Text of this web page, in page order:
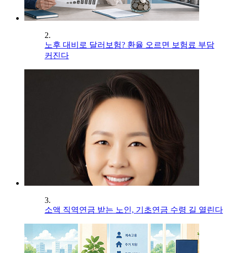
2.
노후 대비로 달러보험? 환율 오르면 보험료 부담
커진다
3.
소액 직역연금 받는 노인, 기초연금 수령 길 열린다